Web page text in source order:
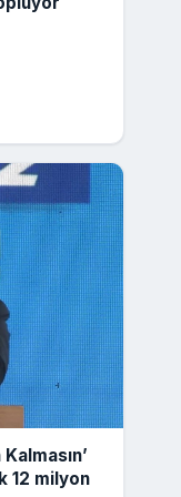
12 milyon